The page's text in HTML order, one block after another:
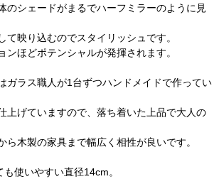
のシェードがまるでハーフミラーのように見
て映り込むのでスタイリッシュです。
ンほどポテンシャルが発揮されます。
ガラス職人が1台ずつハンドメイドで作ってい
上げていますので、落ち着いた上品で大人の
ら木製の家具まで幅広く相性が良いです。
使いやすい直径14cm。